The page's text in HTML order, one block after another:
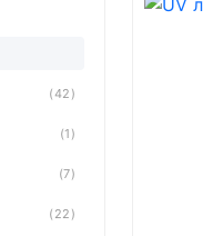
(42)
(1)
(7)
(22)